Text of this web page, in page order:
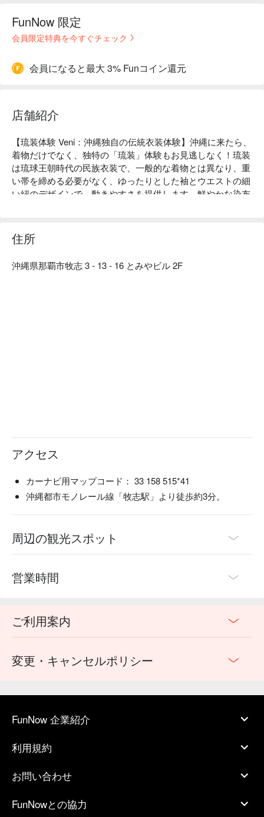
FunNow 限定
会員限定特典を今すぐチェック
会員になると最大 3% Funコイン還元
店舗紹介
【琉装体験 Veni：沖縄独自の伝統衣装体験】沖縄に来たら、
着物だけでなく、独特の「琉装」体験もお見逃しなく！琉装
は琉球王朝時代の民族衣装で、一般的な着物とは異なり、重
い帯を締める必要がなく、ゆったりとした袖とウエストの細
い紐のデザインで、動きやすさを提供します。鮮やかな染布
琉装体験 Veniは沖縄那覇に位置し、独特の伝統琉球衣装を着
る体験を提供しています。ここでは専門のチームが美しい衣
すべてのお客様が素晴らしい思い出を残せるようにしていま
なサービスを称賛し、沖縄の旅の中で最も忘れられない体験
の一つだと述べています。顧客は特にここでの雰囲気と撮影
ます。
店舗は那覇市の便利な場所にあり、優雅な装飾が施され、快
適でリラックスできる雰囲気を醸し出しています。琉装を体
験しながら、心身の喜びも感じることができます。
沖縄の旅に忘れられない思い出を加えたいですか？今すぐ
FunNowを使って琉装体験 Veniを予約し、琉球文化の旅を始
めましょう！
住所
沖縄県那覇市牧志 3 - 13 - 16 とみやビル 2F
アクセス
カーナビ用マップコード： 33 158 515*41
沖縄都市モノレール線「牧志駅」より徒歩約3分。
周辺の観光スポット
営業時間
ご利用案内
変更・キャンセルポリシー
FunNow 企業紹介
利用規約
お問い合わせ
FunNowとの協力